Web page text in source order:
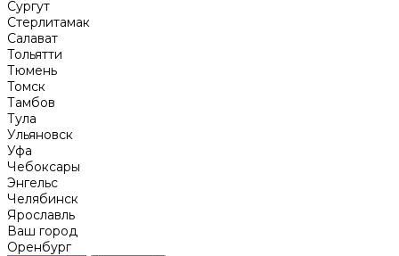
Сургут
Стерлитамак
Салават
Тольятти
Тюмень
Томск
Тамбов
Тула
Ульяновск
Уфа
Чебоксары
Энгельс
Челябинск
Ярославль
Ваш город
Оренбург